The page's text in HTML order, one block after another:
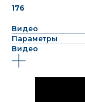
176
Видео
Параметры
Видео